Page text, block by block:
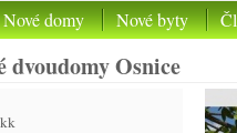
Nové domy Nové byty
dvoudomy Osnice